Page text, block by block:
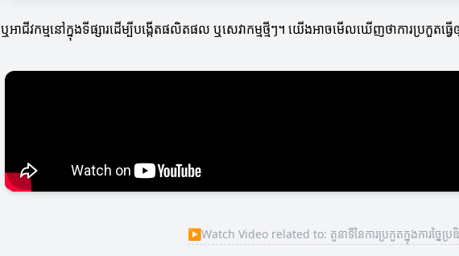
កម្មនៅក្នុងទីផ្សារដើម្បីបង្កើតផលិតផល ឬសេវាកម្មថ្មីៗ។ យើងអាចមើលឃើញថាការប្រកួតធ្វើឲ្យ
▶Watch Video related to: តួនាទីនៃការប្រកួតក្នុងការច្នៃប្រ